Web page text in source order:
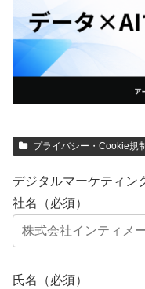
プライバシー・Cookie規
デジタルマーケティン
社名（必須）
氏名（必須）